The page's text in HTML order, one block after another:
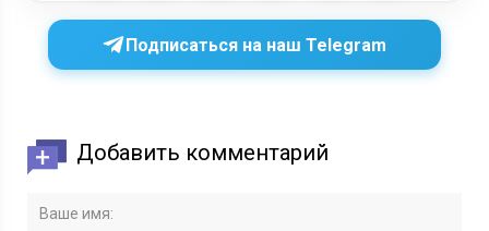
Подписаться на наш Telegram
Добавить комментарий